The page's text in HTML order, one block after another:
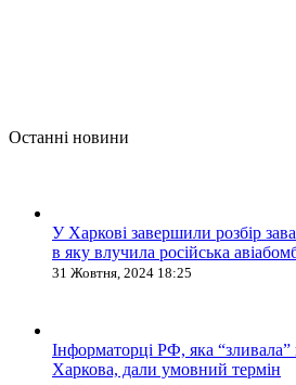
Останні новини
У Харкові завершили розбір
в яку влучила російська
31 Жовтня, 2024 18:25
Інформаторці РФ, яка “зливала”
Харкова, дали умовний термін